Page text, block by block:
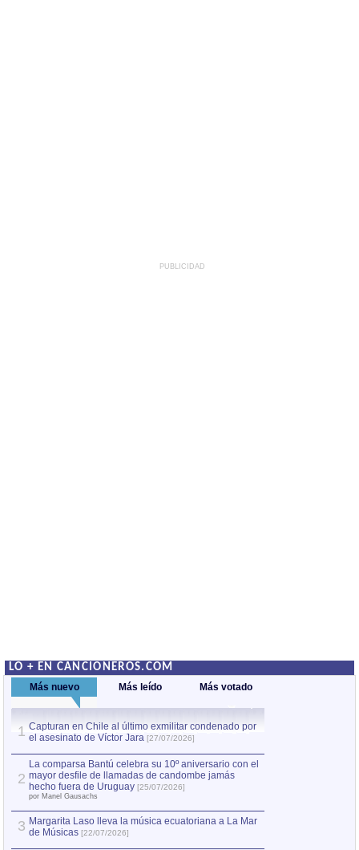
PUBLICIDAD
LO + EN CANCIONEROS.COM
Más nuevo Más leído Más votado
1 Capturan en Chile al último exmilitar condenado por
el asesinato de Víctor Jara [27/07/2026]
2
La comparsa Bantú celebra su 10º aniversario con el
mayor desfile de llamadas de candombe jamás
hecho fuera de Uruguay [25/07/2026]
por Manel Gausachs
3 Margarita Laso lleva la música ecuatoriana a La Mar
de Músicas [22/07/2026]